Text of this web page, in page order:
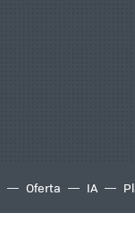
Oferta IA